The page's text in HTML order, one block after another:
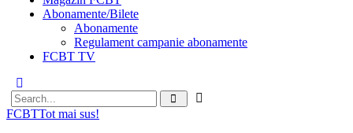
Abonamente/Bilete
Abonamente
Regulament campanie abonamente
FCBT TV
FCBTTot mai sus!